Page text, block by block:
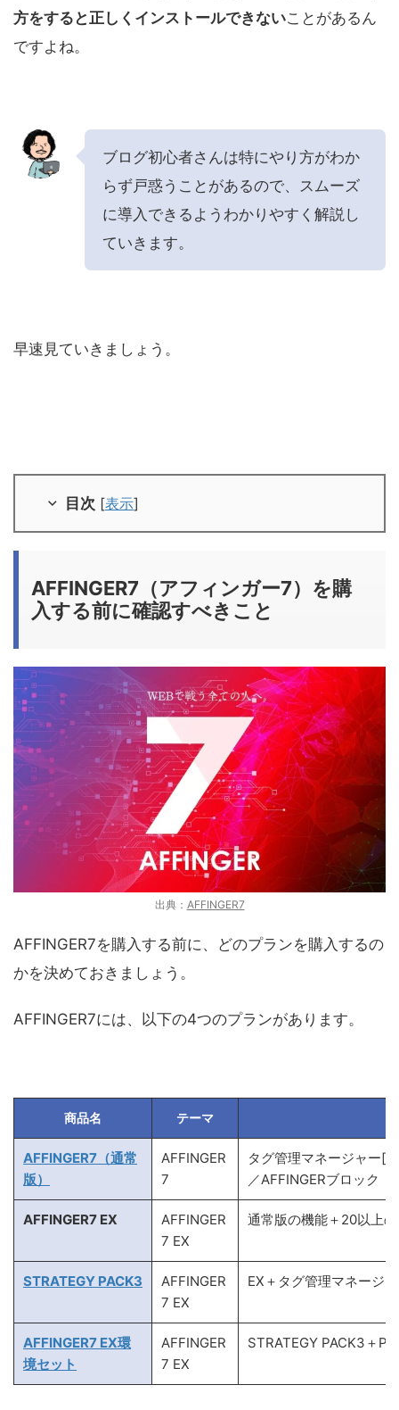
方をすると正しくインストールできないことがあるん
ですよね。
ブログ初心者さんは特にやり方がわか
らず戸惑うことがあるので、スムーズ
に導入できるようわかりやすく解説し
ていきます。
早速見ていきましょう。
目次 [表示]
AFFINGER7（アフィンガー7）を購
入する前に確認すべきこと
出典： AFFINGER7
AFFINGER7を購入する前に、どのプランを購入するの
かを決めておきましょう。
AFFINGER7には、以下の4つのプランがあります。
商品名 テーマ
AFFINGER7（通常
版）
AFFINGER
7
タグ管理マネージャー
／AFFINGERブロック
AFFINGER7 EX
AFFINGER
7 EX
通常版の機能＋20以上
STRATEGY PACK3
AFFINGER
7 EX
EX＋タグ管理マネージ
AFFINGER7 EX環
境セット
AFFINGER
7 EX
STRATEGY PACK3＋